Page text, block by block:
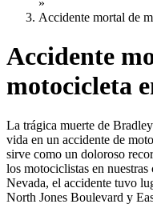
»
Accidente mortal de
Accidente
motocicleta
La trágica muerte de
vida en un accidente de
sirve como un doloroso
los motociclistas en
Nevada, el accidente tuvo
North Jones Boulevard y